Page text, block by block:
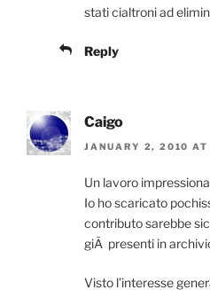
stati cialtroni ad
Reply
Caigo
JANUARY 2, 2010 AT
Un lavoro
Io ho scaricato
contributo sarebbe
giÃ presenti in
Visto l’interesse